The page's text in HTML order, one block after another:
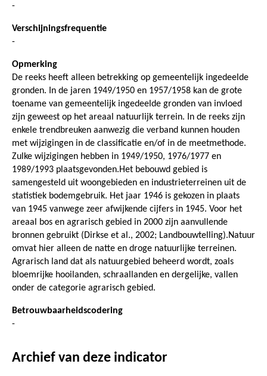
-
Verschijningsfrequentie
-
Opmerking
De reeks heeft alleen betrekking op gemeentelijk ingedeelde
gronden. In de jaren 1949/1950 en 1957/1958 kan de grote
toename van gemeentelijk ingedeelde gronden van invloed
zijn geweest op het areaal natuurlijk terrein. In de reeks zijn
enkele trendbreuken aanwezig die verband kunnen houden
met wijzigingen in de classificatie en/of in de meetmethode.
Zulke wijzigingen hebben in 1949/1950, 1976/1977 en
1989/1993 plaatsgevonden.Het bebouwd gebied is
samengesteld uit woongebieden en industrieterreinen uit de
statistiek bodemgebruik. Het jaar 1946 is gekozen in plaats
van 1945 vanwege zeer afwijkende cijfers in 1945. Voor het
areaal bos en agrarisch gebied in 2000 zijn aanvullende
bronnen gebruikt (Dirkse et al., 2002; Landbouwtelling).Natuur
omvat hier alleen de natte en droge natuurlijke terreinen.
Agrarisch land dat als natuurgebied beheerd wordt, zoals
bloemrijke hooilanden, schraallanden en dergelijke, vallen
onder de categorie agrarisch gebied.
Betrouwbaarheidscodering
-
Archief van deze indicator